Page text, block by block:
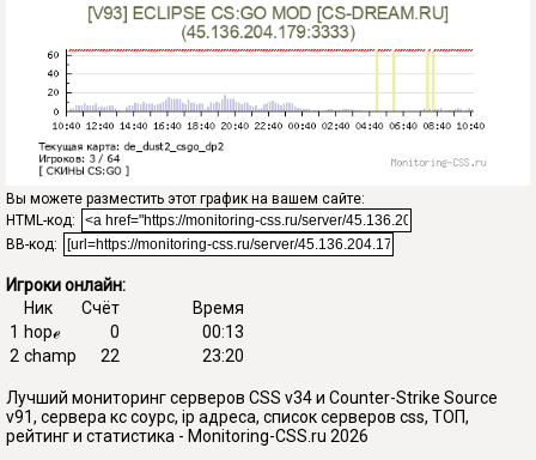
Вы можете разместить этот график на вашем сайте:
HTML-код:
BB-код:
Игроки онлайн:
Ник
Счёт
Время
1 hopℯ 0
00:13
2 champ 22 23:20
Лучший мониторинг серверов CSS v34 и Counter-Strike Source
v91, сервера кс соурс, ip адреса, список серверов css, ТОП,
рейтинг и статистика - Monitoring-CSS.ru 2026